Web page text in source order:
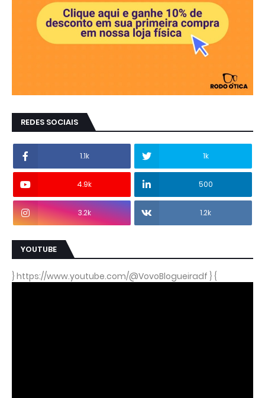
REDES SOCIAIS
1.1k 1k
4.9k 500
3.2k 1.2k
YOUTUBE
} https://www.youtube.com/@VovoBlogueiradf } {